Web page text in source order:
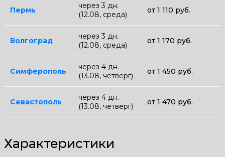
Пермь
через 3 дн.
(12.08, среда)
от 1 110 руб.
Волгоград
через 3 дн.
(12.08, среда)
от 1 170 руб.
Симферополь
через 4 дн.
(13.08, четверг)
от 1 450 руб.
Севастополь
через 4 дн.
(13.08, четверг)
от 1 470 руб.
Характеристики